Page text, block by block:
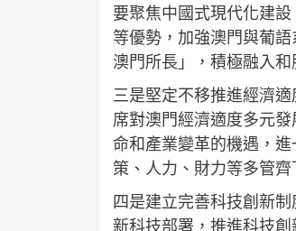
要聚焦中國式現代化建
等優勢，加強澳門與葡
澳門所長」，積極融入
三是堅定不移推進經濟
席對澳門經濟適度多元
命和產業變革的機遇，
策、人力、財力等多管
四是建立完善科技創新
新科技部署，推進科技